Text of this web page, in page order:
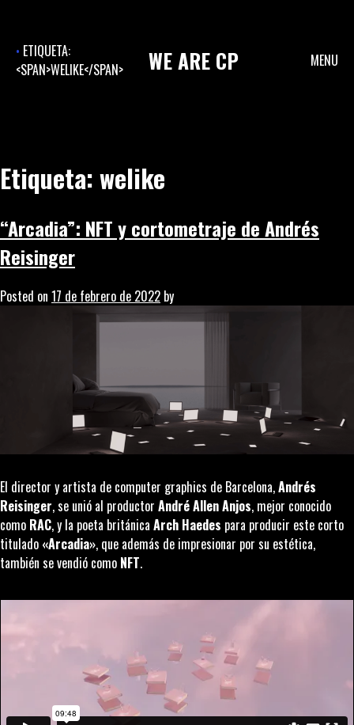
contentETIQUETA:
<SPAN>WELIKE</SPAN>
WEARE CP MENU
Etiqueta:welike
“Arcadia”: NFT y cortometraje de Andrés
Reisinger
Posted on 17 de febrero de 2022 by
El director y artista de computer graphics de Barcelona,Andrés
Reisinger, se unió al productor André Allen Anjos, mejor conocido
como RAC, y la poeta británica Arch Haedes para producir este corto
titulado «Arcadia», que además de impresionar por su estética,
también se vendió como NFT.